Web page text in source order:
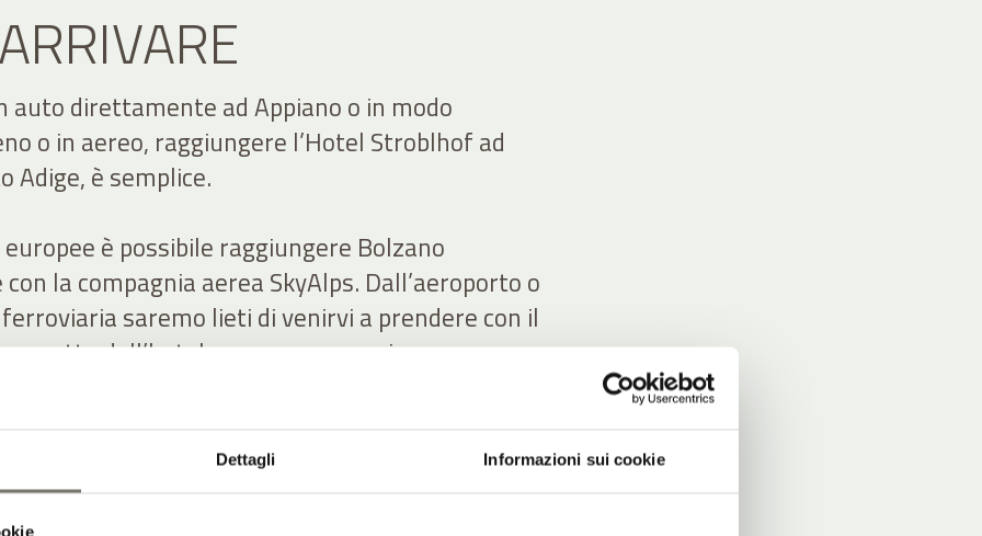
Dettagli Informazioni sui cookie
auto direttamente ad Appiano o in modo
o in aereo, raggiungere l’Hotel Stroblhof ad
Adige, è semplice.
è possibile raggiungere Bolzano
la compagnia aerea SkyAlps. Dall’aeroporto o
saremo lieti di venirvi a prendere con il
dell’hotel e accompagnarvi
in treno è particolarmente comodo. Se ci
vi invieremo per tempo il South Tyrol Guest
carta di mobilità potete viaggiare